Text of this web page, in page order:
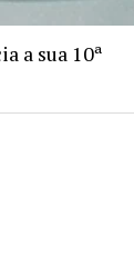
a sua 10ª